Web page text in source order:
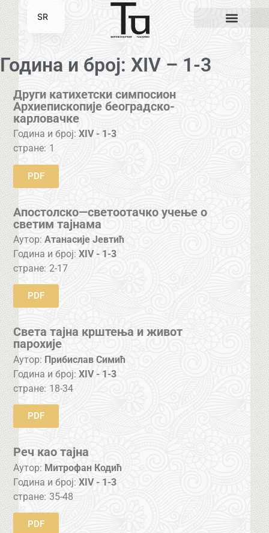
Година и број: XIV – 1-3
Други катихетски симпосион
Архиепископије београдско-
карловачке
Година и број:XIV - 1-3
стране: 1
PDF
Апостолско—светоотачко учење о
светим тајнама
Аутор: Атанасије Јевтић
Година и број:XIV - 1-3
стране: 2-17
PDF
Света тајна крштења и живот
парохије
Аутор: Прибислав Симић
Година и број:XIV - 1-3
стране: 18-34
PDF
Реч као тајна
Аутор: Митрофан Кодић
Година и број:XIV - 1-3
стране: 35-48
PDF
SR
EN